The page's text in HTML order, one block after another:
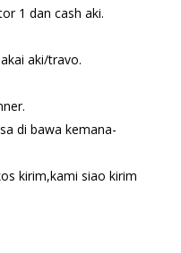
1 dan cash aki.
aki/travo.
di bawa kemana-
kirim,kami siao kirim